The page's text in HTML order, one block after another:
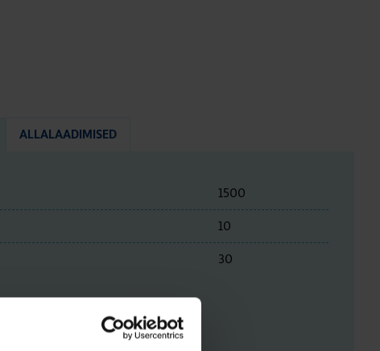
ALLALAADIMISED
1500
10
30